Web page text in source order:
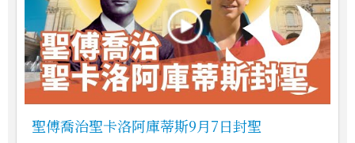
聖傅喬治聖卡洛阿庫蒂斯9月7日封聖